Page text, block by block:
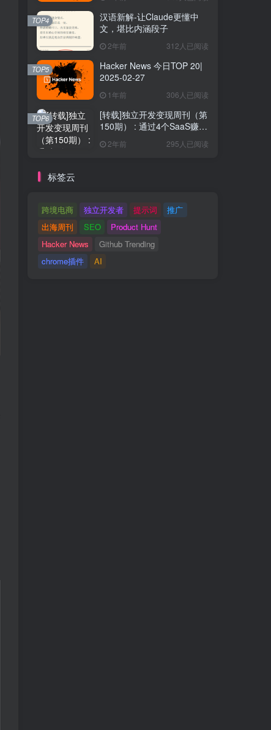
汉语新解-让Claude更懂中
文，堪比内涵段子
2年前 312人已阅读
TOP4
Hacker News 今日TOP 20|
2025-02-27
1年前 306人已阅读
TOP5
[转载]独立开发变现周刊（第
150期） : 通过4个SaaS赚取
2年前 295人已阅读
TOP6
标签云
跨境电商 独立开发者 提示词
推广
出海周刊
SEO
Product Hunt
Hacker News
Github Trending
chrome插件
AI